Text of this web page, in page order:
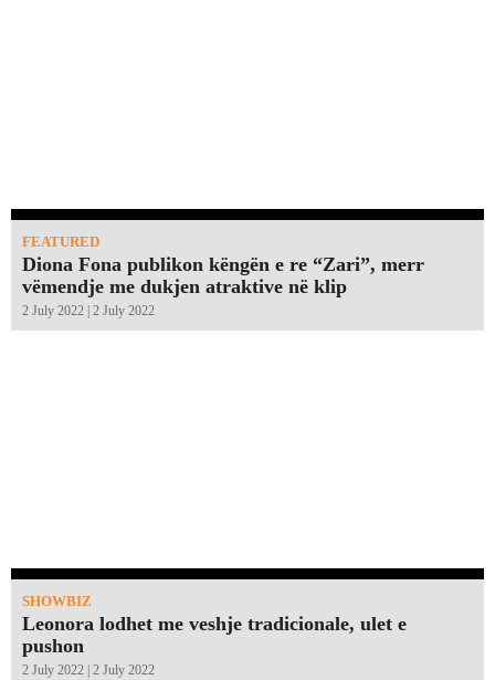
FEATURED
Diona Fona publikon këngën e re “Zari”, merr
vëmendje me dukjen atraktive në klip
2 July 2022 | 2 July 2022
SHOWBIZ
Leonora lodhet me veshje tradicionale, ulet e
pushon
2 July 2022 | 2 July 2022